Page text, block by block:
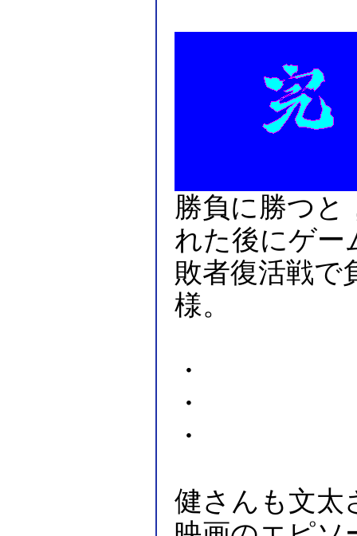
勝負に勝つと
れた後にゲー
敗者復活戦で
様。
・
・
・
健さんも文太